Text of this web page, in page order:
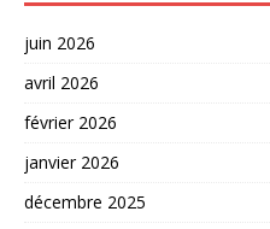
juin 2026
avril 2026
février 2026
janvier 2026
décembre 2025